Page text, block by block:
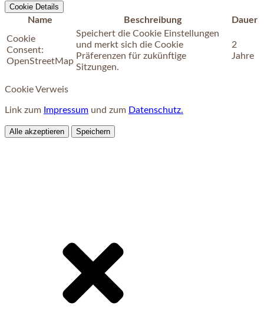
Cookie Details
Name Beschreibung
Dauer
Cookie
Consent:
OpenStreetMap
Speichert die Cookie Einstellungen
und merkt sich die Cookie
Präferenzen für zukünftige
Sitzungen.
2
Jahre
Cookie Verweis
Link zum Impressum und zum Datenschutz.
Alle akzeptieren Speichern